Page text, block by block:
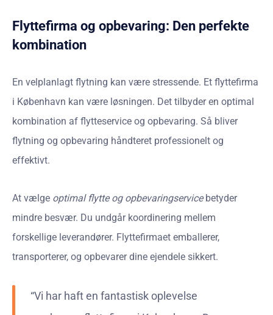
Flyttefirma og opbevaring: Den perfekte
kombination
En velplanlagt flytning kan være stressende. Et flyttefirma
i København kan være løsningen. Det tilbyder en optimal
kombination af flytteservice og opbevaring. Så bliver
flytning og opbevaring håndteret professionelt og
effektivt.
At vælge optimal flytte og opbevaringservicebetyder
mindre besvær. Du undgår koordinering mellem
forskellige leverandører. Flyttefirmaet emballerer,
transporterer, og opbevarer dine ejendele sikkert.
“Vi har haft en fantastisk oplevelse